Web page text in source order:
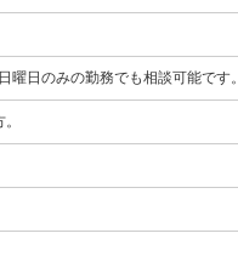
曜日のみの勤務でも相談可能です。